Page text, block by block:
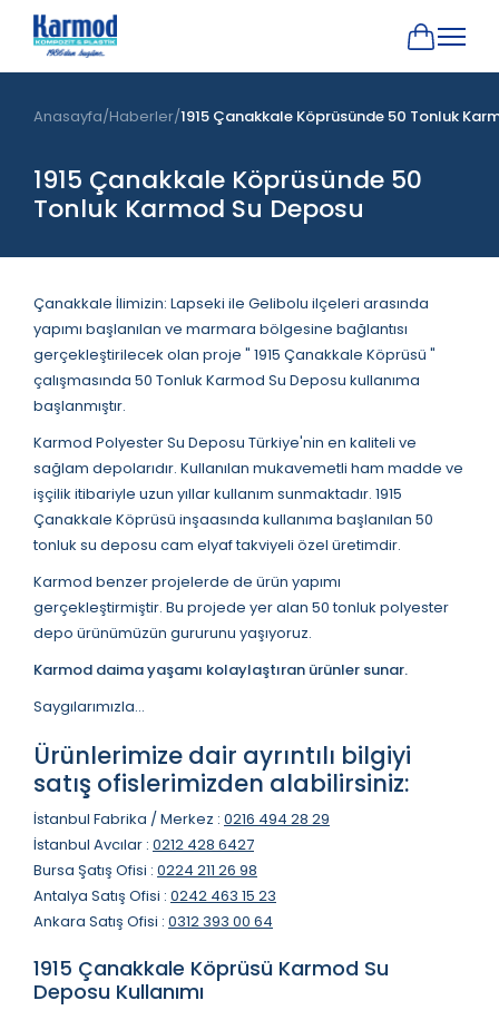
Anasayfa Haberler 1915 Çanakkale Köprüsünde 50 Tonluk
1915 Çanakkale Köprüsünde 50
Tonluk Karmod Su Deposu
Çanakkale İlimizin: Lapseki ile Gelibolu ilçeleri arasında
yapımı başlanılan ve marmara bölgesine bağlantısı
gerçekleştirilecek olan proje " 1915 Çanakkale Köprüsü "
çalışmasında 50 Tonluk Karmod Su Deposu kullanıma
başlanmıştır.
Karmod Polyester Su Deposu Türkiye'nin en kaliteli ve
sağlam depolarıdır. Kullanılan mukavemetli ham madde ve
işçilik itibariyle uzun yıllar kullanım sunmaktadır. 1915
Çanakkale Köprüsü inşaasında kullanıma başlanılan 50
tonluk su deposu cam elyaf takviyeli özel üretimdir.
Karmod benzer projelerde de ürün yapımı
gerçekleştirmiştir. Bu projede yer alan 50 tonluk polyester
depo ürünümüzün gururunu yaşıyoruz.
Karmod daima yaşamı kolaylaştıran ürünler sunar.
Saygılarımızla...
Ürünlerimize dair ayrıntılı bilgiyi
satış ofislerimizden alabilirsiniz:
İstanbul Fabrika / Merkez : 0216 494 28 29
İstanbul Avcılar : 0212 428 6427
Bursa Şatış Ofisi : 0224 211 26 98
Antalya Satış Ofisi : 0242 463 15 23
Ankara Satış Ofisi : 0312 393 00 64
1915 Çanakkale Köprüsü Karmod Su
Deposu Kullanımı